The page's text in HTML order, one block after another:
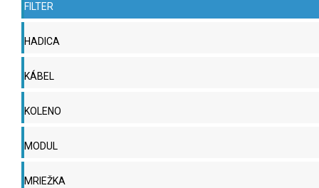
FILTER
HADICA
KÁBEL
KOLENO
MODUL
MRIEŽKA